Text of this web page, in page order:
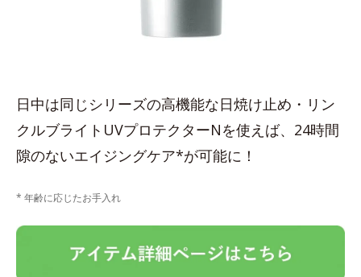
日中は同じシリーズの高機能な日焼け止め・リン
クルブライトUVプロテクターNを使えば、24時間
隙のないエイジングケア*が可能に！
* 年齢に応じたお手入れ